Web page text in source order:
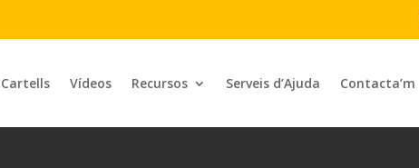
Cartells Vídeos Recursos Serveis d’Ajuda Contacta’m